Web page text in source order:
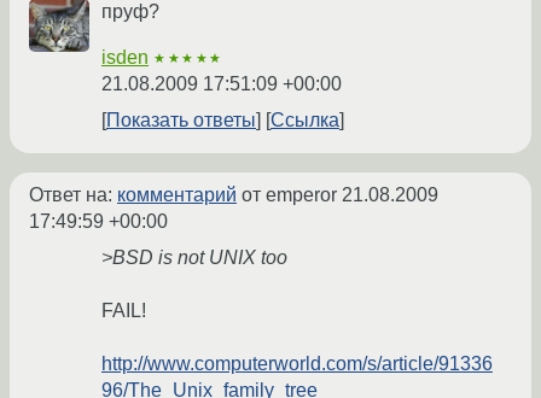
пруф?
isden ★★★★★
21.08.2009 17:51:09 +00:00
Показать ответы
Ссылка
Ответ на: комментарий от emperor 21.08.2009
17:49:59 +00:00
>BSD is not UNIX too
FAIL!
http://www.computerworld.com/s/article/91336
96/The_Unix_family_tree